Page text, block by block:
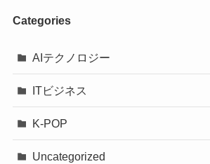
Categories
AIテクノロジー
ITビジネス
K-POP
Uncategorized